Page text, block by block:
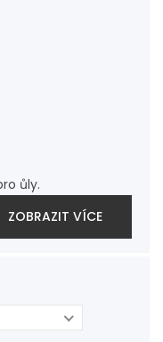
ůly.
ZOBRAZIT VÍCE